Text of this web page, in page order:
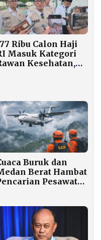
Ribu Calon Haji
Masuk Kategori
Kesehatan,
Buruk dan
Berat Hambat
Pesawat